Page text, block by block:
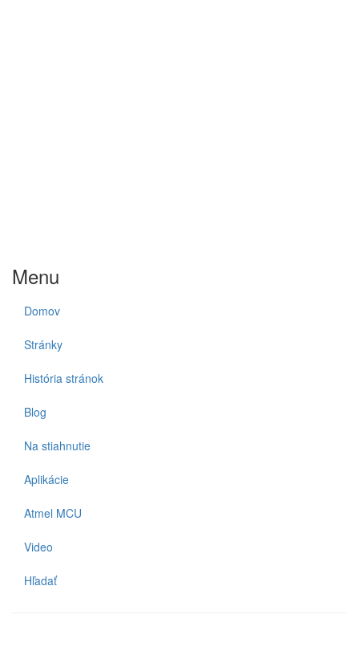
Menu
Domov
Stránky
História stránok
Blog
Na stiahnutie
Aplikácie
Atmel MCU
Video
Hľadať